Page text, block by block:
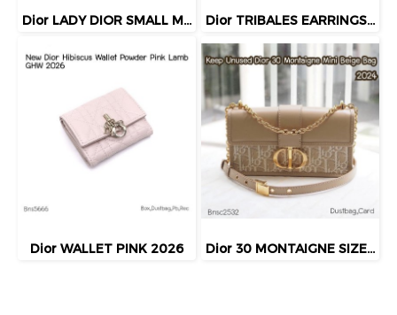
Dior LADY DIOR SMALL METALLIC GHW 2019 Dior TRIBALES EARRINGS GOLD
Dior WALLET PINK 2026 Dior 30 MONTAIGNE SIZE.MINI BEIGE BAG 2024